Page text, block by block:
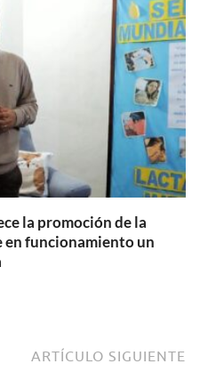
la promoción de la
en funcionamiento un
ARTÍCULO SIGUIENTE